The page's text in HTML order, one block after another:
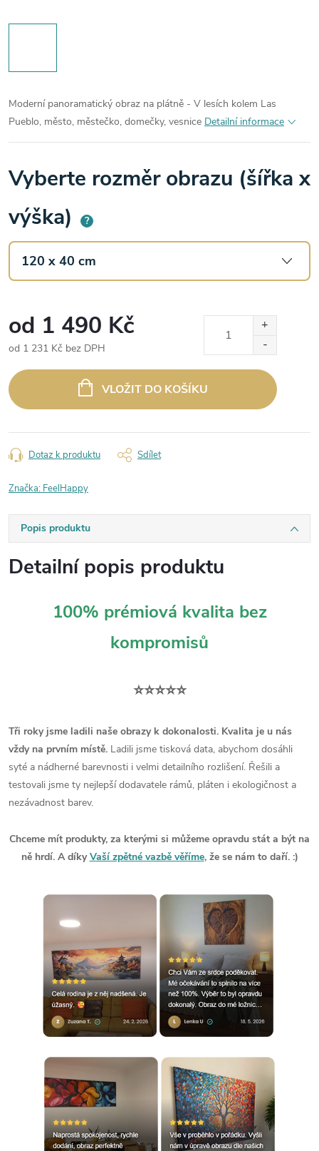
Moderní panoramatický obraz na plátně - V lesích kolem Las
Pueblo, město, městečko, domečky, vesnice Detailní informace
Vyberte rozměr obrazu (šířka x
výška)
?
od 1 490 Kč
od 1 231 Kč bez DPH
cena:
VLOŽIT DO KOŠÍKU
Dotaz k produktu Sdílet
Značka: FeelHappy
Popis produktu
Detailní popis produktu
100% prémiová kvalita bez
kompromisů
⭐⭐⭐⭐⭐
Tři roky jsme ladili naše obrazy k dokonalosti. Kvalita je u nás
vždy na prvním místě. Ladili jsme tisková data, abychom dosáhli
syté a nádherné barevnosti i velmi detailního rozlišení. Řešili a
testovali jsme ty nejlepší dodavatele rámů, pláten i ekologičnost a
nezávadnost barev.
Chceme mít produkty, za kterými si můžeme opravdu stát a být na
ně hrdí. A díkyVaší zpětné vazbě věříme, že se nám to daří. :)